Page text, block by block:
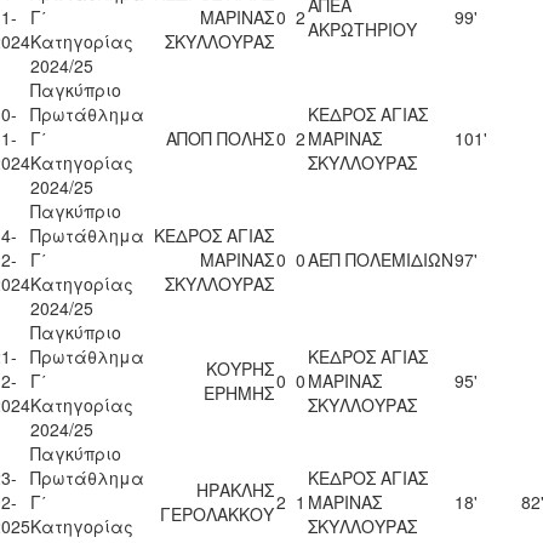
Γ΄
Κατηγορίας
2024/25
ΜΑΡΙΝΑΣ
ΣΚΥΛΛΟΥΡΑΣ
0 2ΑΚΡΩΤΗΡΙΟΥ
99'
Παγκύπριο
Πρωτάθλημα
Γ΄
Κατηγορίας
2024/25
ΑΠΟΠ ΠΟΛΗΣ0 2
ΚΕΔΡΟΣ ΑΓΙΑΣ
ΜΑΡΙΝΑΣ
ΣΚΥΛΛΟΥΡΑΣ
101'
Παγκύπριο
Πρωτάθλημα
Γ΄
Κατηγορίας
2024/25
ΚΕΔΡΟΣ ΑΓΙΑΣ
ΜΑΡΙΝΑΣ
ΣΚΥΛΛΟΥΡΑΣ
0 0ΑΕΠ ΠΟΛΕΜΙΔΙΩΝ97'
Παγκύπριο
Πρωτάθλημα
Γ΄
Κατηγορίας
2024/25
ΚΟΥΡΗΣ
ΕΡΗΜΗΣ0 0
ΚΕΔΡΟΣ ΑΓΙΑΣ
ΜΑΡΙΝΑΣ
ΣΚΥΛΛΟΥΡΑΣ
95'
Παγκύπριο
Πρωτάθλημα
Γ΄
Κατηγορίας
ΗΡΑΚΛΗΣ
ΓΕΡΟΛΑΚΚΟΥ2 1
ΚΕΔΡΟΣ ΑΓΙΑΣ
ΜΑΡΙΝΑΣ
ΣΚΥΛΛΟΥΡΑΣ
18' 82'